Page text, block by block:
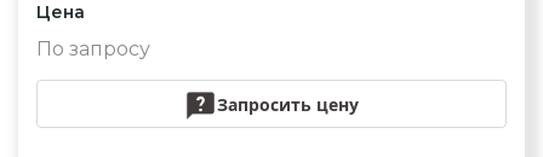
Цена
По запросу
Запросить цену